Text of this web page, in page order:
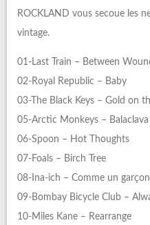
ROCKLAND vous secoue les
vintage.
01-Last Train – Between
02-Royal Republic – Baby
03-The Black Keys – Gold on
05-Arctic Monkeys – Balaclava
06-Spoon – Hot Thoughts
07-Foals – Birch Tree
08-Ina-ich – Comme un garçon
09-Bombay Bicycle Club –
10-Miles Kane – Rearrange